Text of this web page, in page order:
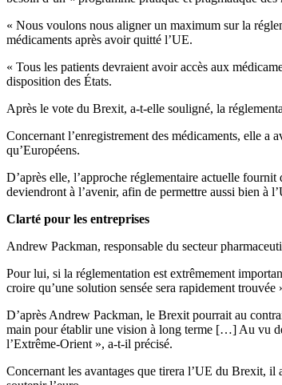
« Nous voulons nous aligner un maximum sur la
médicaments après avoir quitté l’UE.
« Tous les patients devraient avoir accès aux
disposition des États.
Après le vote du Brexit, a-t-elle souligné, la
Concernant l’enregistrement des médicaments, elle a
qu’Européens.
D’après elle, l’approche réglementaire actuelle
deviendront à l’avenir, afin de permettre aussi bien à
Clarté pour les entreprises
Andrew Packman, responsable du secteur
Pour lui, si la réglementation est extrêmement
croire qu’une solution sensée sera rapidement
D’après Andrew Packman, le Brexit pourrait au
main pour établir une vision à long terme […] Au vu
l’Extrême-Orient », a-t-il précisé.
Concernant les avantages que tirera l’UE du Brexit,